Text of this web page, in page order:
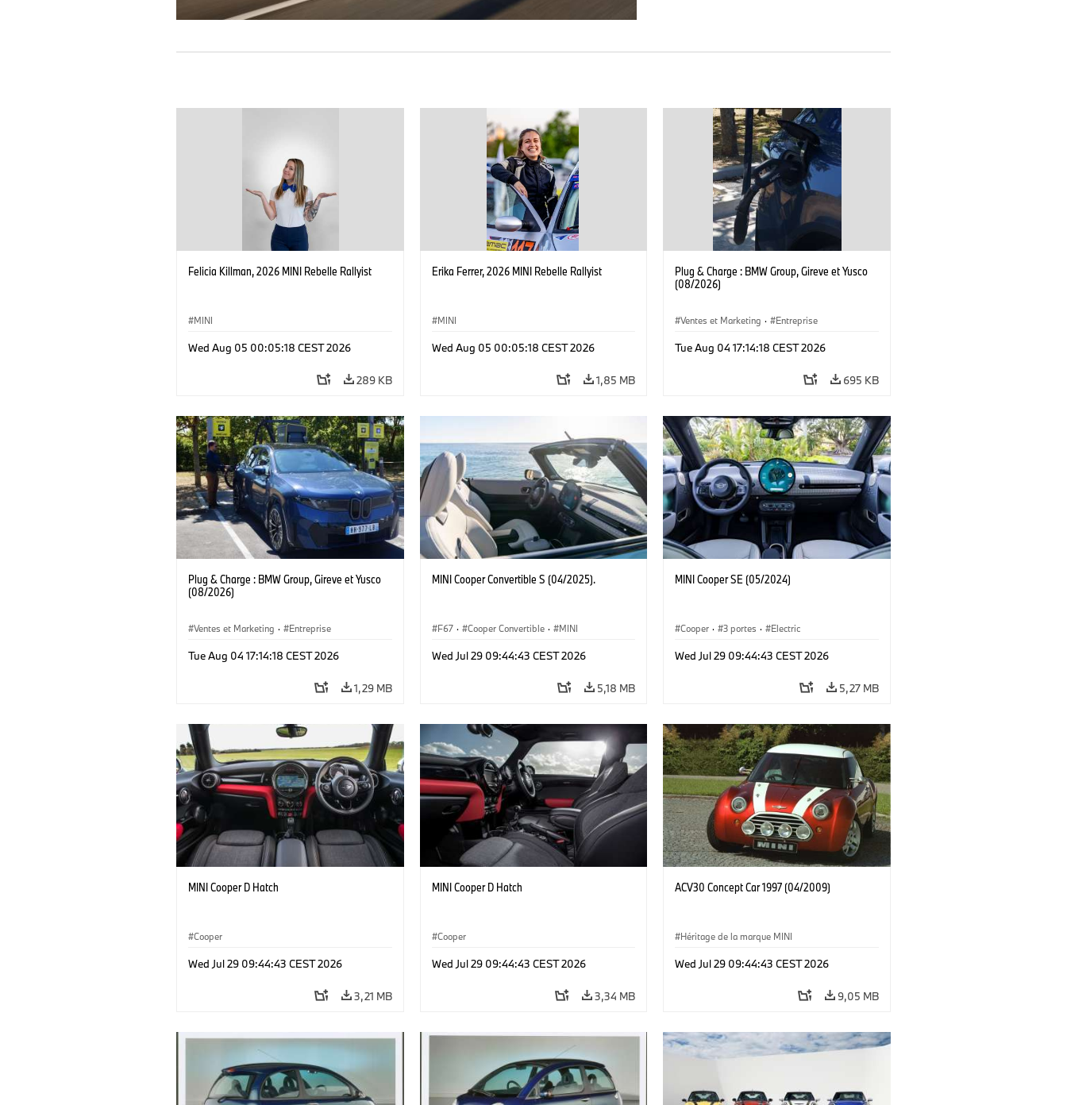
Felicia Killman, 2026 MINI Rebelle Rallyist
MINI
Wed Aug 05 00:05:18 CEST 2026
289 KB
Erika Ferrer, 2026 MINI Rebelle Rallyist
MINI
Wed Aug 05 00:05:18 CEST 2026
1,85 MB
Plug & Charge : BMW Group, Gireve et Yusco
(08/2026)
Ventes et Marketing · Entreprise
Tue Aug 04 17:14:18 CEST 2026
695 KB
Plug & Charge : BMW Group, Gireve et Yusco
(08/2026)
Ventes et Marketing · Entreprise
Tue Aug 04 17:14:18 CEST 2026
1,29 MB
MINI Cooper Convertible S (04/2025).
F67 · Cooper Convertible · MINI
Wed Jul 29 09:44:43 CEST 2026
5,18 MB
MINI Cooper SE (05/2024)
Cooper · 3 portes · Electric
Wed Jul 29 09:44:43 CEST 2026
5,27 MB
MINI Cooper D Hatch
Cooper
Wed Jul 29 09:44:43 CEST 2026
3,21 MB
MINI Cooper D Hatch
Cooper
Wed Jul 29 09:44:43 CEST 2026
3,34 MB
ACV30 Concept Car 1997 (04/2009)
Héritage de la marque MINI
Wed Jul 29 09:44:43 CEST 2026
9,05 MB